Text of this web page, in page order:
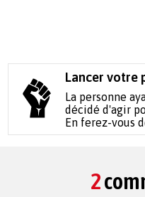
Lancer votre
La personne
décidé d'agir
En ferez-vous
2